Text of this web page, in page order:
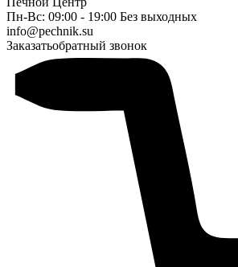
Пн-Вс: 09:00 - 19:00 Без выходных
info@pechnik.su
Заказатьобратный звонок